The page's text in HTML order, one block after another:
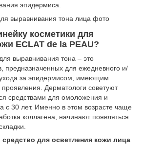
эпидермиса.
косметики для
ECLAT de la PEAU?
выравнивания тона – это
предназначенных для ежедневного и/
ухода за эпидермисом, имеющим
Дерматологи советуют
средствами для омоложения и
с 30 лет. Именно в этом возрасте чаще
коллагена, начинают появляться
для осветления кожи лица